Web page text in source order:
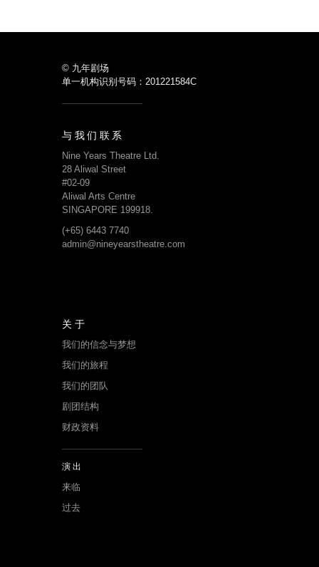
© 九年剧场
单一机构识别号码：201221584C
与我们联系
Nine Years Theatre Ltd.
28 Aliwal Street
#02-09
Aliwal Arts Centre
SINGAPORE 199918.
(+65) 6443 7740
admin@nineyearstheatre.com
关于
我们的信念与梦想
我们的旅程
我们的团队
剧团结构
财政资料
演出
来临
过去